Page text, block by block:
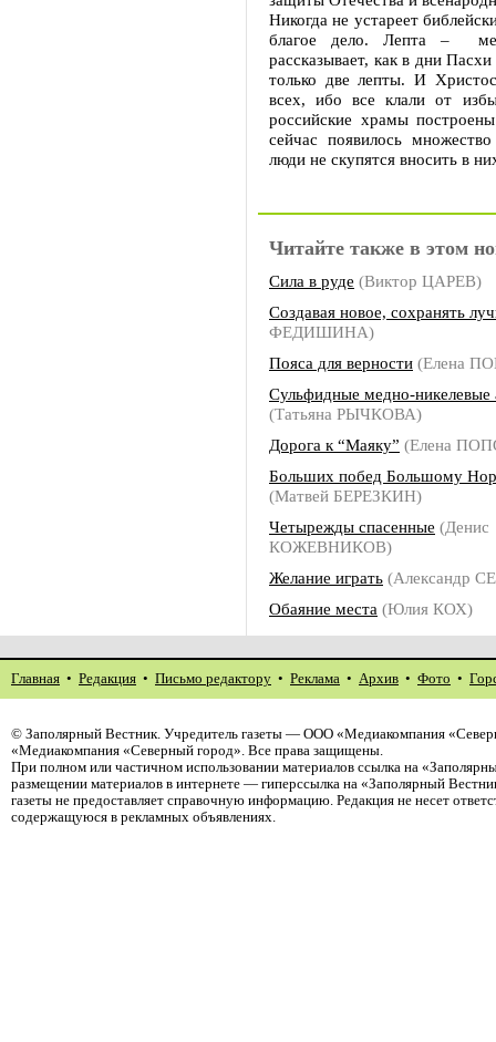
Никогда не устареет
благое дело. Лепта –
рассказывает, как в дни
только две лепты. И
всех, ибо все клали от
российские храмы
сейчас появилось
люди не скупятся вносить в
Читайте также в этом
Сила в руде (Виктор ЦАРЕВ)
Создавая новое, сохранять
ФЕДИШИНА)
Пояса для верности (Елена
Сульфидные медно-никелевые
(Татьяна РЫЧКОВА)
Дорога к “Маяку” (Елена
Больших побед Большому
(Матвей БЕРЕЗКИН)
Четырежды спасенные (Денис
КОЖЕВНИКОВ)
Желание играть (Александр
Обаяние места (Юлия КОХ)
Главная • Редакция • Письмо редактору • Реклама • Архив • Фото •
© Заполярный Вестник. Учредитель газеты — ООО «Медиакомпания
«Медиакомпания «Северный город». Все права защищены.
При полном или частичном использовании материалов ссылка на
размещении материалов в интернете — гиперссылка на «Заполярный
газеты не предоставляет справочную информацию. Редакция не несет
содержащуюся в рекламных объявлениях.